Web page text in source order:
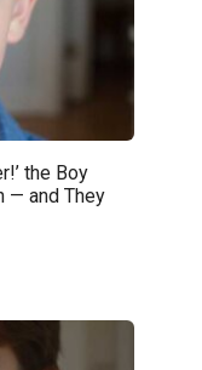
the Boy
— and They